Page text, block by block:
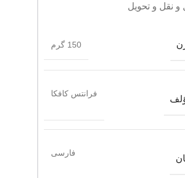
نقل و تحویل
150 گرم
فرانتس کافکا
فارسی